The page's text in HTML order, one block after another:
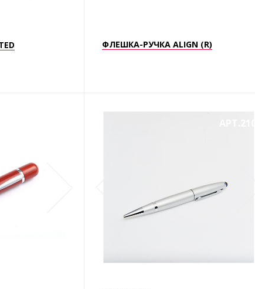
ФЛЕШКА-РУЧКА ALIGN (R)